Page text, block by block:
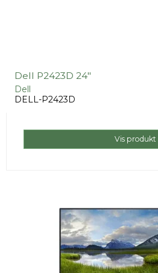
Dell P2423D 24"
Dell
DELL-P2423D
Vis produkt